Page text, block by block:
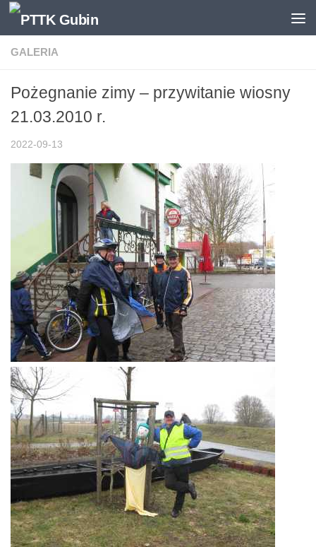
Skip to content
GALERIA
Pożegnanie zimy – przywitanie wiosny
21.03.2010 r.
2022-09-13